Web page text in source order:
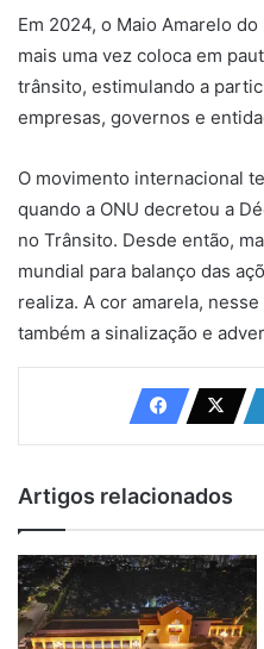
Em 2024, o Maio Amarelo
mais uma vez coloca em
trânsito, estimulando a
empresas, governos e
O movimento internacional
quando a ONU decretou a
no Trânsito. Desde então,
mundial para balanço das
realiza. A cor amarela,
também a sinalização e
Artigos relacionados